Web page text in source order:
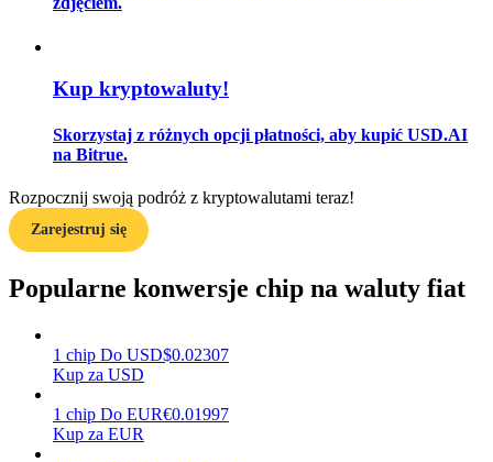
Strategie handlowe
Dowiedz się, jak zachować rentowność
Zarabiać
Kup kryptowaluty!
Skorzystaj z różnych opcji płatności, aby kupić USD.AI
na Bitrue.
Rozpocznij swoją podróż z kryptowalutami teraz!
Zarejestruj się
Popularne konwersje chip na waluty fiat
1 chip Do USD$0.02307
Kup za USD
1 chip Do EUR€0.01997
Kup za EUR